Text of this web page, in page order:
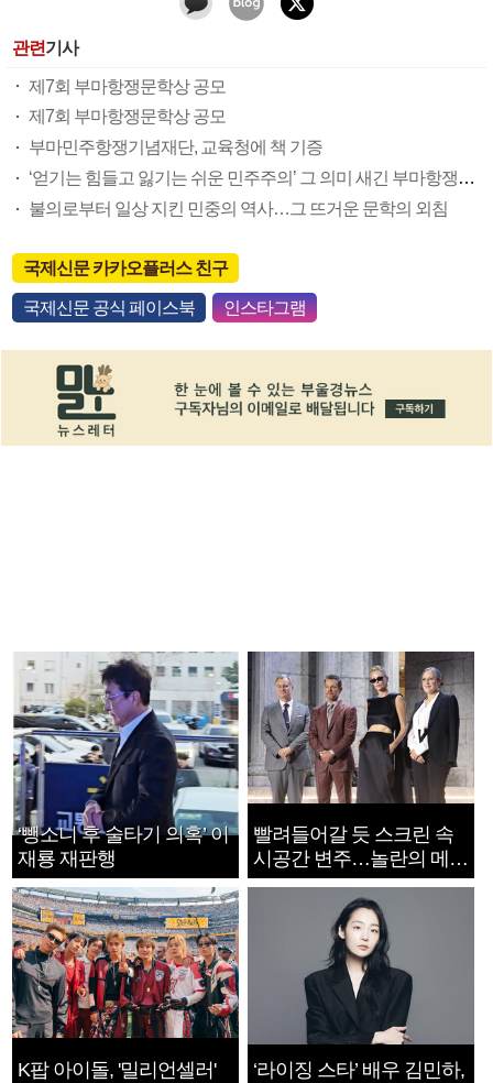
관련기사
제7회 부마항쟁문학상 공모
제7회 부마항쟁문학상 공모
부마민주항쟁기념재단, 교육청에 책 기증
‘얻기는 힘들고 잃기는 쉬운 민주주의’ 그 의미 새긴 부마항쟁문학제
불의로부터 일상 지킨 민중의 역사…그 뜨거운 문학의 외침
국제신문 카카오플러스 친구
국제신문 공식 페이스북 인스타그램
‘뺑소니 후 술타기 의혹’ 이
재룡 재판행
빨려들어갈 듯 스크린 속
시공간 변주…놀란의 메시
지는 ‘전쟁 속죄’
K팝 아이돌, '밀리언셀러' ‘라이징 스타’ 배우 김민하,